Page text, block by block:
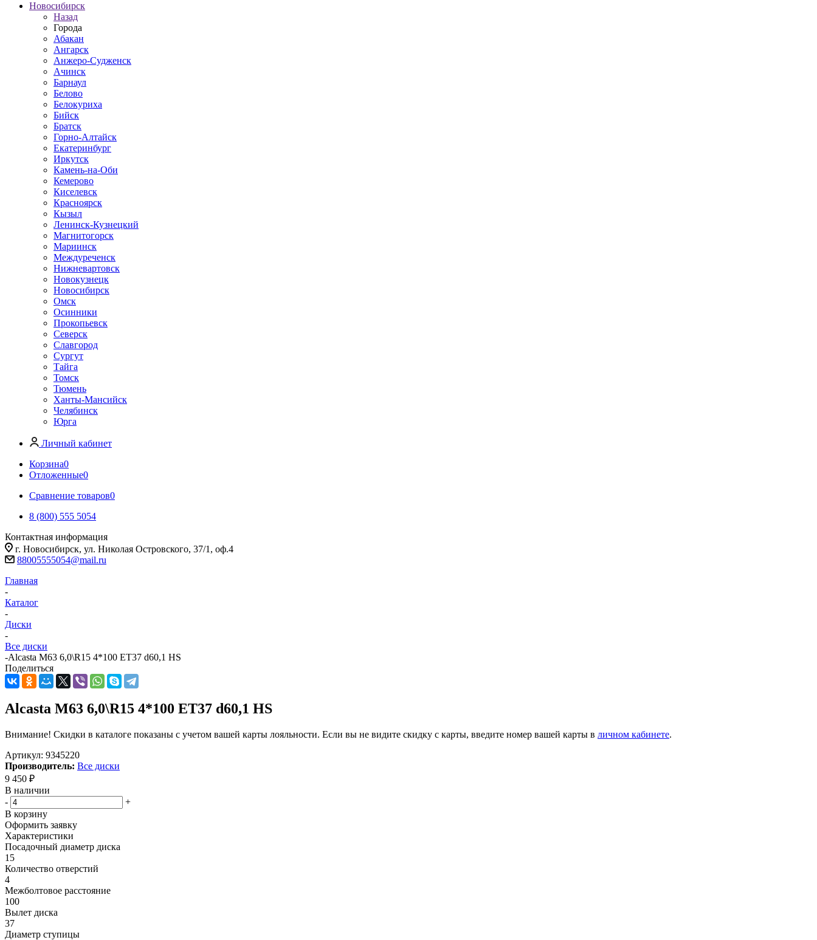
Новосибирск
Назад
Города
Абакан
Ангарск
Анжеро-Судженск
Ачинск
Барнаул
Белово
Белокуриха
Бийск
Братск
Горно-Алтайск
Екатеринбург
Иркутск
Камень-на-Оби
Кемерово
Киселевск
Красноярск
Кызыл
Ленинск-Кузнецкий
Магнитогорск
Мариинск
Междуреченск
Нижневартовск
Новокузнецк
Новосибирск
Омск
Осинники
Прокопьевск
Северск
Славгород
Сургут
Тайга
Томск
Тюмень
Ханты-Мансийск
Челябинск
Юрга
Личный кабинет
Корзина0
Отложенные0
Сравнение товаров0
8 (800) 555 5054
Контактная информация
г. Новосибирск, ул. Николая Островского, 37/1, оф.4
88005555054@mail.ru
Главная
-
Каталог
-
Диски
-
Все диски
-Alcasta M63 6,0\R15 4*100 ET37 d60,1 HS
Поделиться
Alcasta M63 6,0\R15 4*100 ET37 d60,1 HS
Внимание! Скидки в каталоге показаны с учетом вашей карты лояльности. Если вы не видите скидку с карты, введите номер вашей карты в личном кабинете.
Артикул: 9345220
Производитель: Все диски
9 450 ₽
В наличии
-
+
В корзину
Оформить заявку
Характеристики
Посадочный диаметр диска
15
Количество отверстий
4
Межболтовое расстояние
100
Вылет диска
37
Диаметр ступицы